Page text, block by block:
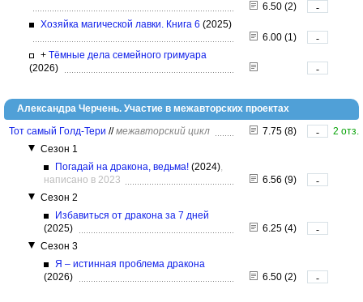
6.50 (2)
-
Хозяйка магической лавки. Книга 6 (2025)
6.00 (1)
-
+ Тёмные дела семейного гримуара
(2026)
-
Александра Черчень. Участие в межавторских проектах
Тот самый Голд-Тери // межавторский цикл 7.75 (8) -
2 отз.
Сезон 1
Погадай на дракона, ведьма! (2024),
написано в 2023
6.56 (9)
-
Сезон 2
Избавиться от дракона за 7 дней
(2025)
6.25 (4)
-
Сезон 3
Я – истинная проблема дракона
(2026)
6.50 (2) -